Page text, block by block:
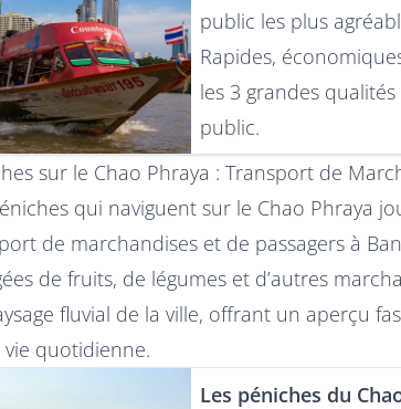
public les plus
Rapides,
les 3 grandes
public.
sur le Chao Phraya : Transport de
qui naviguent sur le Chao Phraya
de marchandises et de passagers à
de fruits, de légumes et d’autres
fluvial de la ville, offrant un aperçu
vie quotidienne.
Les péniches du